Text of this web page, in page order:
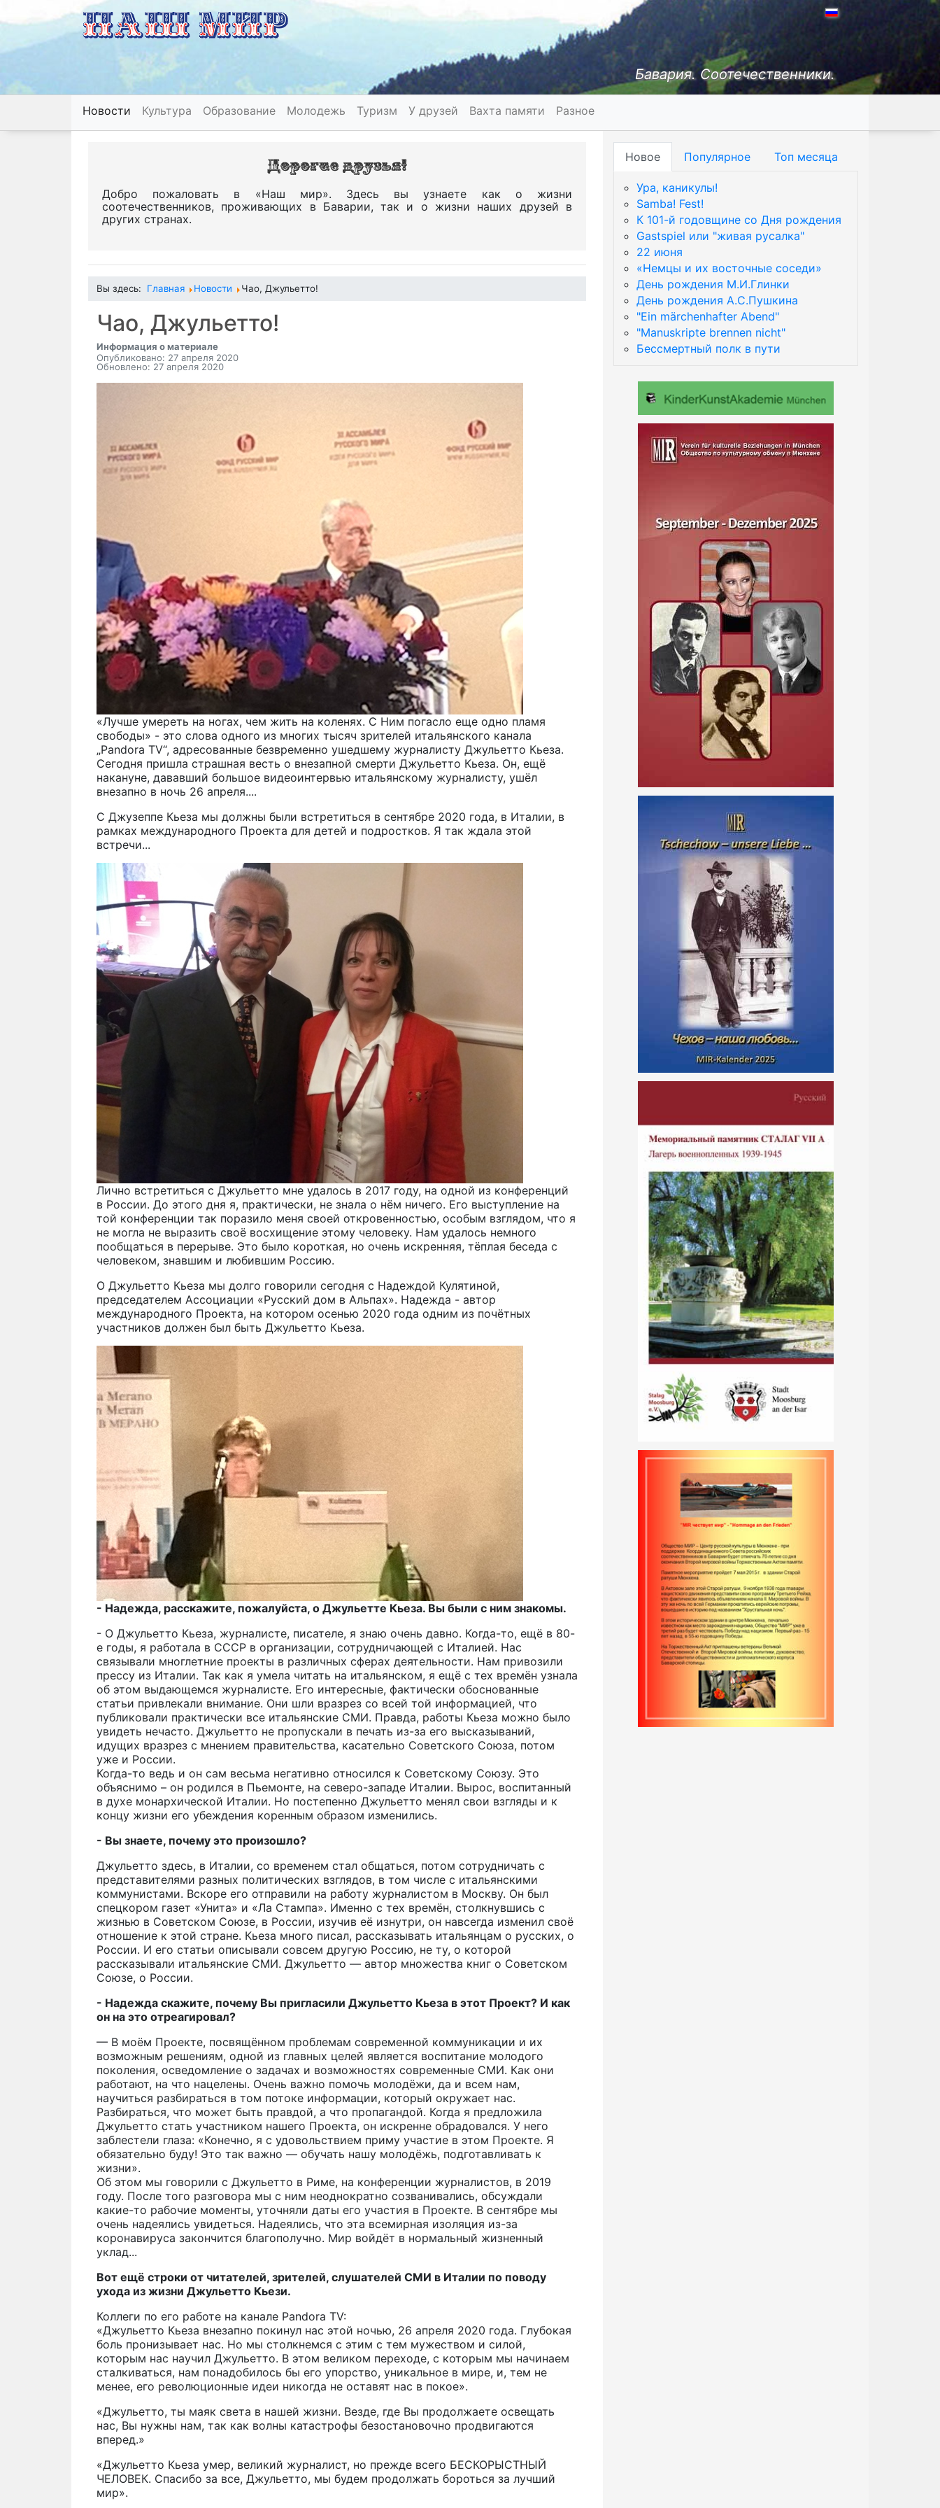
Бавария. Соотечественники.
Новости Культура Образование Молодежь Туризм У друзей Вахта памяти Разное
Добро пожаловать в «Наш мир». Здесь вы узнаете как о жизни
соотечественников, проживающих в Баварии, так и о жизни наших друзей в
других странах.
Вы здесь: Главная Новости Чао, Джульетто!
Чао, Джульетто!
Информация о материале
Опубликовано: 27 апреля 2020
Обновлено: 27 апреля 2020
«Лучше умереть на ногах, чем жить на коленях. С Ним погасло еще одно пламя
свободы» - это слова одного из многих тысяч зрителей итальянского канала
„Pandora TV“, адресованные безвременно ушедшему журналисту Джульетто Кьеза.
Сегодня пришла страшная весть о внезапной смерти Джульетто Кьеза. Он, ещё
накануне, дававший большое видеоинтервью итальянскому журналисту, ушёл
внезапно в ночь 26 апреля....
С Джузеппе Кьеза мы должны были встретиться в сентябре 2020 года, в Италии, в
рамках международного Проекта для детей и подростков. Я так ждала этой
встречи...
Лично встретиться с Джульетто мне удалось в 2017 году, на одной из конференций
в России. До этого дня я, практически, не знала о нём ничего. Его выступление на
той конференции так поразило меня своей откровенностью, особым взглядом, что я
не могла не выразить своё восхищение этому человеку. Нам удалось немного
пообщаться в перерыве. Это было короткая, но очень искренняя, тёплая беседа с
человеком, знавшим и любившим Росcию.
О Джульетто Кьеза мы долго говорили сегодня с Надеждой Кулятиной,
председателем Ассоциации «Русский дом в Альпах». Надежда - автор
международного Проекта, на котором осенью 2020 года одним из почётных
участников должен был быть Джульетто Кьеза.
- Надежда, расскажите, пожалуйста, о Джульетте Кьеза. Вы были с ним знакомы.
- О Джульетто Кьеза, журналисте, писателе, я знаю очень давно. Когда-то, ещё в 80-
е годы, я работала в СССР в организации, сотрудничающей с Италией. Нас
связывали многлетние проекты в различных сферах деятельности. Нам привозили
прессу из Италии. Так как я умела читать на итальянском, я ещё с тех времён узнала
об этом выдающемся журналисте. Его интересные, фактически обоснованные
статьи привлекали внимание. Они шли вразрез со всей той информацией, что
публиковали практически все итальянские СМИ. Правда, работы Кьеза можно было
увидеть нечасто. Джульетто не пропускали в печать из-за его высказываний,
идущих вразрез с мнением правительства, касательно Советского Союза, потом
уже и России.
Когда-то ведь и он сам весьма негативно относился к Советскому Союзу. Это
объяснимо – он родился в Пьемонте, на северо-западе Италии. Вырос, воспитанный
в духе монархической Италии. Но постепенно Джульетто менял свои взгляды и к
концу жизни его убеждения коренным образом изменились.
- Вы знаете, почему это произошло?
Джульетто здесь, в Италии, со временем стал общаться, потом сотрудничать с
представителями разных политических взглядов, в том числе с итальянскими
коммунистами. Вскоре его отправили на работу журналистом в Москву. Он был
спецкором газет «Унита» и «Ла Стампа». Именно с тех времён, столкнувшись с
жизнью в Советском Союзе, в России, изучив её изнутри, он навсегда изменил своё
отношение к этой стране. Кьеза много писал, рассказывать итальянцам о русских, о
России. И его статьи описывали совсем другую Россию, не ту, о которой
рассказывали итальянские СМИ. Джульетто — автор множества книг о Советском
Союзе, о России.
- Надежда скажите, почему Вы пригласили Джульетто Кьеза в этот Проект? И как
он на это отреагировал?
— В моём Проекте, посвящённом проблемам современной коммуникации и их
возможным решениям, одной из главных целей является воспитание молодого
поколения, осведомление о задачах и возможностях современные СМИ. Как они
работают, на что нацелены. Очень важно помочь молодёжи, да и всем нам,
научиться разбираться в том потоке информации, который окружает нас.
Разбираться, что может быть правдой, а что пропагандой. Когда я предложила
Джульетто стать участником нашего Проекта, он искренне обрадовался. У него
заблестели глаза: «Конечно, я с удовольствием приму участие в этом Проекте. Я
обязательно буду! Это так важно — обучать нашу молодёжь, подготавливать к
жизни».
Об этом мы говорили с Джульетто в Риме, на конференции журналистов, в 2019
году. После того разговора мы с ним неоднократно созванивались, обсуждали
какие-то рабочие моменты, уточняли даты его участия в Проекте. В сентябре мы
очень надеялись увидеться. Надеялись, что эта всемирная изоляция из-за
коронавируса закончится благополучно. Мир войдёт в нормальный жизненный
уклад...
Вот ещё строки от читателей, зрителей, слушателей СМИ в Италии по поводу
ухода из жизни Джульетто Кьези.
Коллеги по его работе на канале Pandora TV:
«Джульетто Кьеза внезапно покинул нас этой ночью, 26 апреля 2020 года. Глубокая
боль пронизывает нас. Но мы столкнемся с этим с тем мужеством и силой,
которым нас научил Джульетто. В этом великом переходе, с которым мы начинаем
сталкиваться, нам понадобилось бы его упорство, уникальное в мире, и, тем не
менее, его революционные идеи никогда не оставят нас в покое».
«Джульетто, ты маяк света в нашей жизни. Везде, где Вы продолжаете освещать
нас, Вы нужны нам, так как волны катастрофы безостановочно продвигаются
вперед.»
«Джульетто Кьеза умер, великий журналист, но прежде всего БЕСКОРЫСТНЫЙ
ЧЕЛОВЕК. Спасибо за все, Джульетто, мы будем продолжать бороться за лучший
мир».
Новое Популярное Топ месяца
Ура, каникулы!
Samba! Fest!
К 101-й годовщине со Дня рождения
Gastspiel или "живая русалка"
22 июня
«Немцы и их восточные соседи»
День рождения М.И.Глинки
День рождения А.С.Пушкина
"Ein märchenhafter Abend"
"Manuskripte brennen nicht"
Бессмертный полк в пути